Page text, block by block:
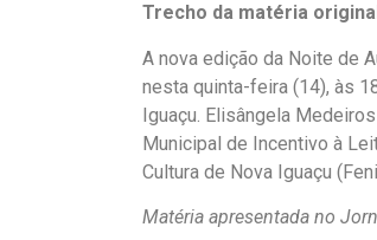
Trecho da matéria
A nova edição da Noite de
nesta quinta-feira (14), às
Iguaçu. Elisângela
Municipal de Incentivo à
Cultura de Nova Iguaçu
Matéria apresentada no